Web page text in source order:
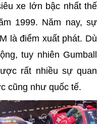
xe lớn bậc nhất thế
1999. Năm nay, sự
là điểm xuất phát. Dù
tuy nhiên Gumball
rất nhiều sự quan
cũng như quốc tế.